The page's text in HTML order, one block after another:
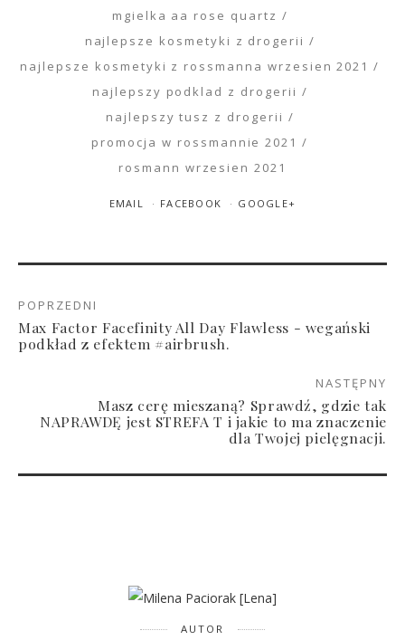
mgielka aa rose quartz
najlepsze kosmetyki z drogerii
najlepsze kosmetyki z rossmanna wrzesien 2021
najlepszy podklad z drogerii
najlepszy tusz z drogerii
promocja w rossmannie 2021
rosmann wrzesien 2021
EMAIL FACEBOOK GOOGLE+
POPRZEDNI
Max Factor Facefinity All Day Flawless - wegański
podkład z efektem #airbrush.
NASTĘPNY
Masz cerę mieszaną? Sprawdź, gdzie tak
NAPRAWDĘ jest STREFA T i jakie to ma znaczenie
dla Twojej pielęgnacji.
AUTOR